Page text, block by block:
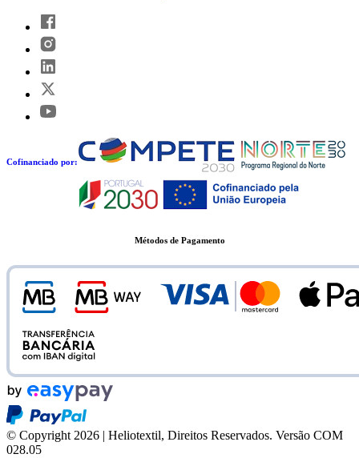
Cofinanciado por:
Métodos de Pagamento
© Copyright 2026 | Heliotextil, Direitos Reservados. Versão COM
028.05